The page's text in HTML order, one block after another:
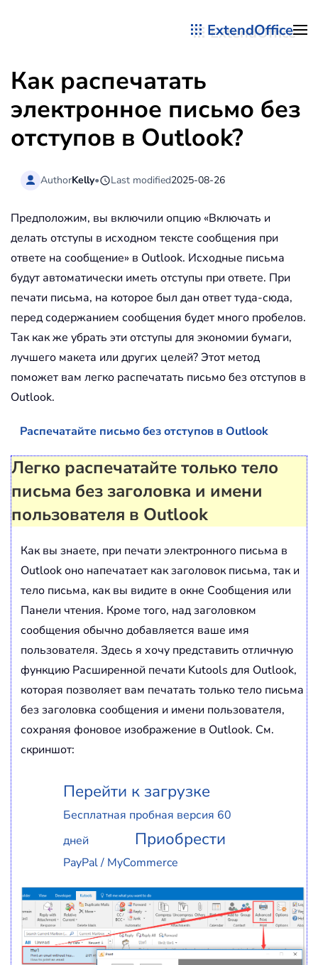
ExtendOffice
Как распечатать
электронное письмо без
отступов в Outlook?
AuthorKelly• Last modified2025-08-26
Предположим, вы включили опцию «Включать и
делать отступы в исходном тексте сообщения при
ответе на сообщение» в Outlook. Исходные письма
будут автоматически иметь отступы при ответе. При
печати письма, на которое был дан ответ туда-сюда,
перед содержанием сообщения будет много пробелов.
Так как же убрать эти отступы для экономии бумаги,
лучшего макета или других целей? Этот метод
поможет вам легко распечатать письмо без отступов в
Outlook.
Распечатайте письмо без отступов в Outlook
Легко распечатайте только тело
письма без заголовка и имени
пользователя в Outlook
Как вы знаете, при печати электронного письма в
Outlook оно напечатает как заголовок письма, так и
тело письма, как вы видите в окне Сообщения или
Панели чтения. Кроме того, над заголовком
сообщения обычно добавляется ваше имя
пользователя. Здесь я хочу представить отличную
функцию Расширенной печати Kutools для Outlook,
которая позволяет вам печатать только тело письма
без заголовка сообщения и имени пользователя,
сохраняя фоновое изображение в Outlook. См.
скриншот:
Перейти к загрузке
Бесплатная пробная версия 60
дней
Приобрести
PayPal / MyCommerce